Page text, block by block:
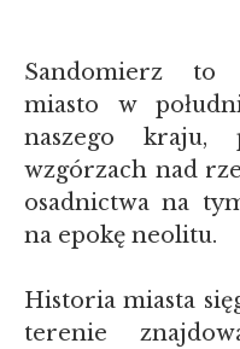
Sandomierz to
miasto w
naszego kraju,
wzgórzach nad
osadnictwa na
na epokę neolitu.
Historia miasta
terenie